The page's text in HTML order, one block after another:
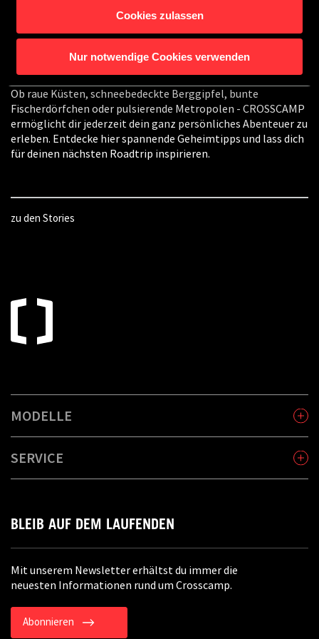
Cookies zulassen
Nur notwendige Cookies verwenden
CROSSCAMP Stories
Ob raue Küsten, schneebedeckte Berggipfel, bunte
Fischerdörfchen oder pulsierende Metropolen - CROSSCAMP
ermöglicht dir jederzeit dein ganz persönliches Abenteuer zu
erleben. Entdecke hier spannende Geheimtipps und lass dich
für deinen nächsten Roadtrip inspirieren.
zu den Stories
MODELLE
SERVICE
BLEIB AUF DEM LAUFENDEN
Mit unserem Newsletter erhältst du immer die
neuesten Informationen rund um Crosscamp.
Abonnieren